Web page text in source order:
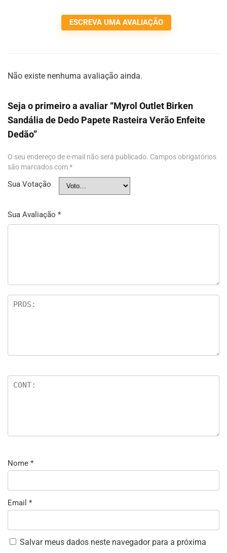
ESCREVA UMA AVALIAÇÃO
Não existe nenhuma avaliação ainda.
Seja o primeiro a avaliar “Myrol Outlet Birken
Sandália de Dedo Papete Rasteira Verão Enfeite
Dedão”
O seu endereço de e-mail não será publicado. Campos obrigatórios
são marcados com*
Sua Votação
Sua Avaliação *
Nome *
Email *
Salvar meus dados neste navegador para a próxima